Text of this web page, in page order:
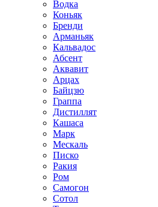
Водка
Коньяк
Бренди
Арманьяк
Кальвадос
Абсент
Аквавит
Арцах
Байцзю
Граппа
Дистиллят
Кашаса
Марк
Мескаль
Писко
Ракия
Ром
Самогон
Сотол